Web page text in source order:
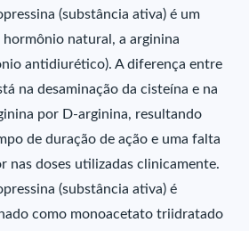
(substância ativa) é um
natural, a arginina
antidiurético). A diferença entre
na desaminação da cisteína e na
por D-arginina, resultando
de duração de ação e uma falta
nas doses utilizadas clinicamente.
(substância ativa) é
como monoacetato triidratado